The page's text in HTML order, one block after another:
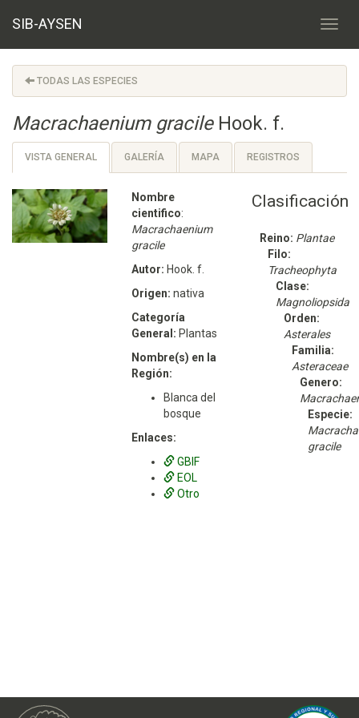
SIB-AYSEN
TODAS LAS ESPECIES
Macrachaenium gracileHook. f.
VISTA GENERAL GALERÍA MAPA REGISTROS
Nombre
cientifico:
Macrachaenium
gracile
Autor: Hook. f.
Origen: nativa
Categoría
General: Plantas
Nombre(s) en la
Región:
Blanca del
bosque
Enlaces:
GBIF
EOL
Otro
Clasificación
Reino: Plantae
Filo:
Tracheophyta
Clase:
Magnoliopsida
Orden:
Asterales
Familia:
Asteraceae
Genero:
Especie:
gracile